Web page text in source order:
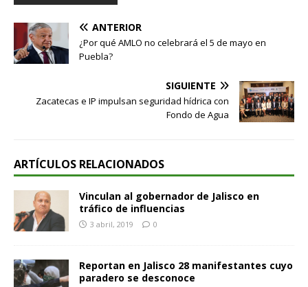
ANTERIOR
¿Por qué AMLO no celebrará el 5 de mayo en
Puebla?
SIGUIENTE
Zacatecas e IP impulsan seguridad hídrica con
Fondo de Agua
ARTÍCULOS RELACIONADOS
Vinculan al gobernador de Jalisco en
tráfico de influencias
3 abril, 2019 0
Reportan en Jalisco 28 manifestantes cuyo
paradero se desconoce